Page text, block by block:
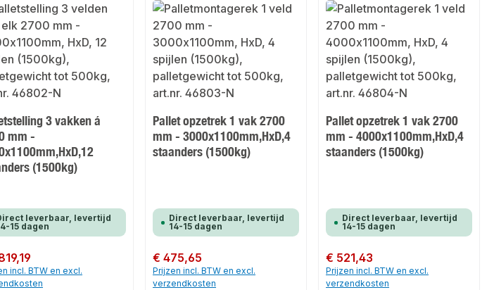
3 vakken á
mm -
(1500kg)
leverbaar, levertijd
15 dagen
prijs:
incl. BTW en excl.
Pallet opzetrek 1 vak 2700
mm - 3000x1100mm,HxD,4
staanders (1500kg)
Direct leverbaar, levertijd
14-15 dagen
Normale prijs:
€ 475,65
Prijzen incl. BTW en excl.
verzendkosten
Pallet opzetrek 1 vak 2700
mm - 4000x1100mm,HxD,4
staanders (1500kg)
Direct leverbaar, levertijd
14-15 dagen
Normale prijs:
€ 521,43
Prijzen incl. BTW en excl.
verzendkosten